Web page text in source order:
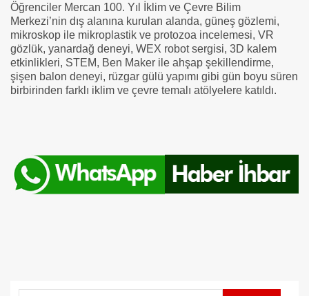
Öğrenciler Mercan 100. Yıl İklim ve Çevre Bilim
Merkezi’nin dış alanına kurulan alanda, güneş gözlemi,
mikroskop ile mikroplastik ve protozoa incelemesi, VR
gözlük, yanardağ deneyi, WEX robot sergisi, 3D kalem
etkinlikleri, STEM, Ben Maker ile ahşap şekillendirme,
şişen balon deneyi, rüzgar gülü yapımı gibi gün boyu süren
birbirinden farklı iklim ve çevre temalı atölyelere katıldı.